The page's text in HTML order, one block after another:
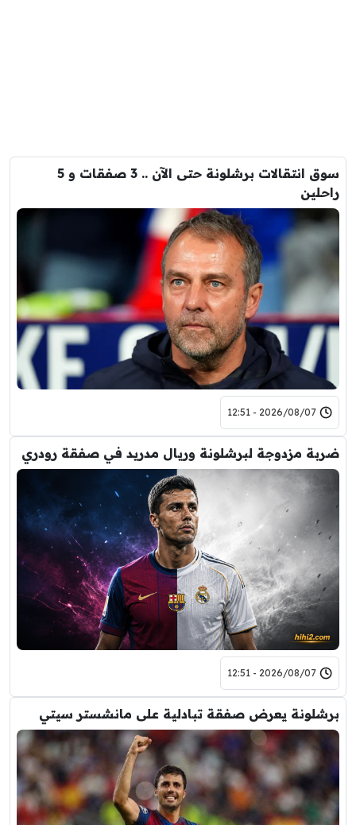
سوق انتقالات برشلونة حتى الآن .. 3 صفقات و 5
راحلين
2026/08/07 - 12:51
ضربة مزدوجة لبرشلونة وريال مدريد في صفقة رودري
2026/08/07 - 12:51
برشلونة يعرض صفقة تبادلية على مانشستر سيتي